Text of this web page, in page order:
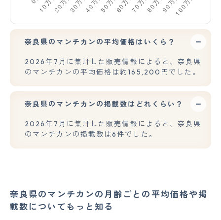
奈良県のマンチカンの平均価格はいくら？
2026年7月に集計した販売情報によると、奈良県
のマンチカンの平均価格は約165,200円でした。
奈良県のマンチカンの掲載数はどれくらい？
2026年7月に集計した販売情報によると、奈良県
のマンチカンの掲載数は6件でした。
奈良県のマンチカンの月齢ごとの平均価格や掲
載数についてもっと知る